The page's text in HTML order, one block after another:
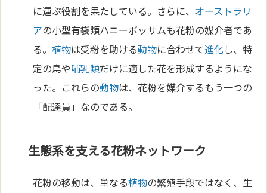
に運ぶ役割を果たしている。さらに、 オーストラリ
アの小型有袋類ハニーポッサムも花粉の媒介者であ
る。植物は受粉を助ける動物に合わせて進化し、特
定の鳥や哺乳類だけに適した花を形成するようにな
った。これらの動物は、花粉を媒介するもう一つの
「配達員」なのである。
生態系を支える花粉ネットワーク
花粉の移動は、単なる植物の繁殖手段ではなく、生